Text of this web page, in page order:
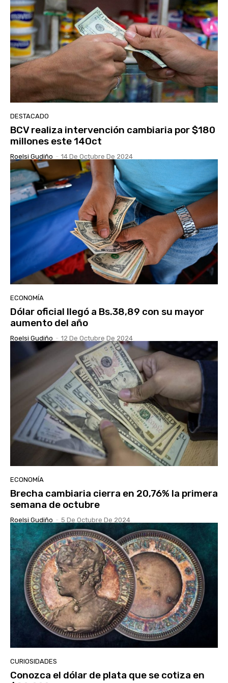
DESTACADO
BCV realiza intervención cambiaria por $180
millones este 14Oct
Roelsi Gudiño - 14 De Octubre De 2024
ECONOMÍA
Dólar oficial llegó a Bs.38,89 con su mayor
aumento del año
Roelsi Gudiño - 12 De Octubre De 2024
ECONOMÍA
Brecha cambiaria cierra en 20,76% la primera
semana de octubre
Roelsi Gudiño - 5 De Octubre De 2024
CURIOSIDADES
Conozca el dólar de plata que se cotiza en